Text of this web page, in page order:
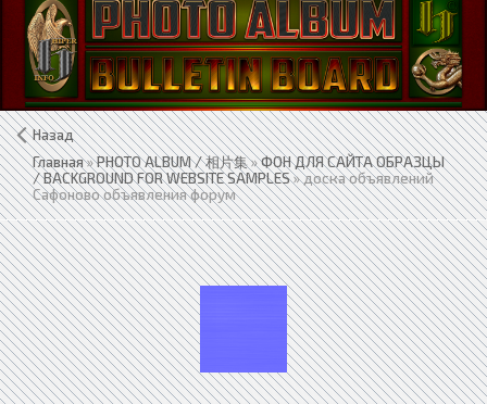
Назад
Главная»PHOTO ALBUM / 相片集»ФОН ДЛЯ САЙТА ОБРАЗЦЫ
/ BACKGROUND FOR WEBSITE SAMPLES» доска объявлений
Сафоново объявления форум